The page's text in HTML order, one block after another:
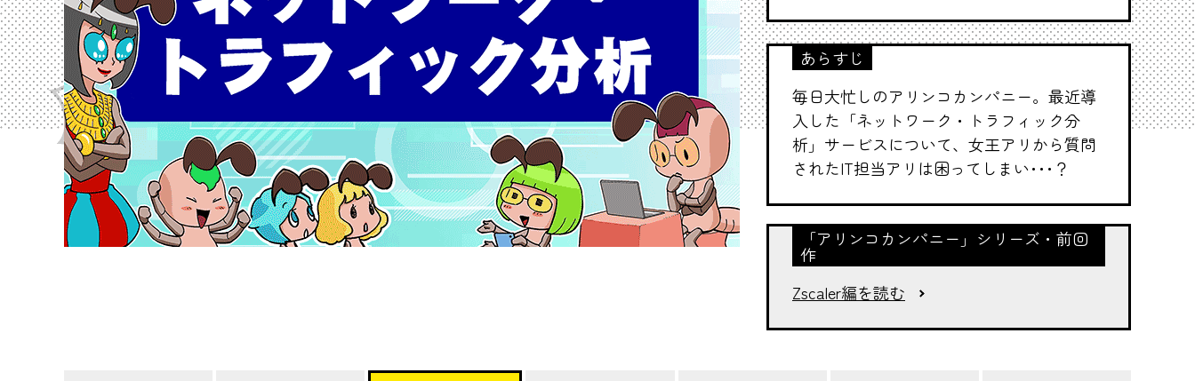
あらすじ
毎日大忙しのアリンコカンパニー。最近導
入した「ネットワーク・トラフィック分
析」サービスについて、女王アリから質問
されたIT担当アリは困ってしまい･･･？
「アリンコカンパニー」シリーズ・前回
作
Zscaler編を読む